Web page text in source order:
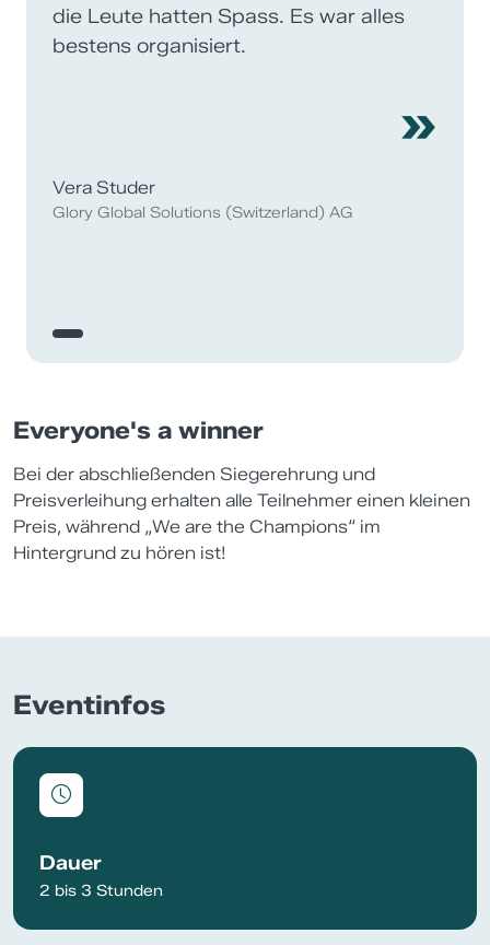
die Leute hatten Spass. Es war alles
bestens organisiert.
»
Vera Studer
Glory Global Solutions (Switzerland) AG
Everyone's a winner
Bei der abschließenden Siegerehrung und
Preisverleihung erhalten alle Teilnehmer einen kleinen
Preis, während „We are the Champions“ im
Hintergrund zu hören ist!
Eventinfos
Dauer
2 bis 3 Stunden